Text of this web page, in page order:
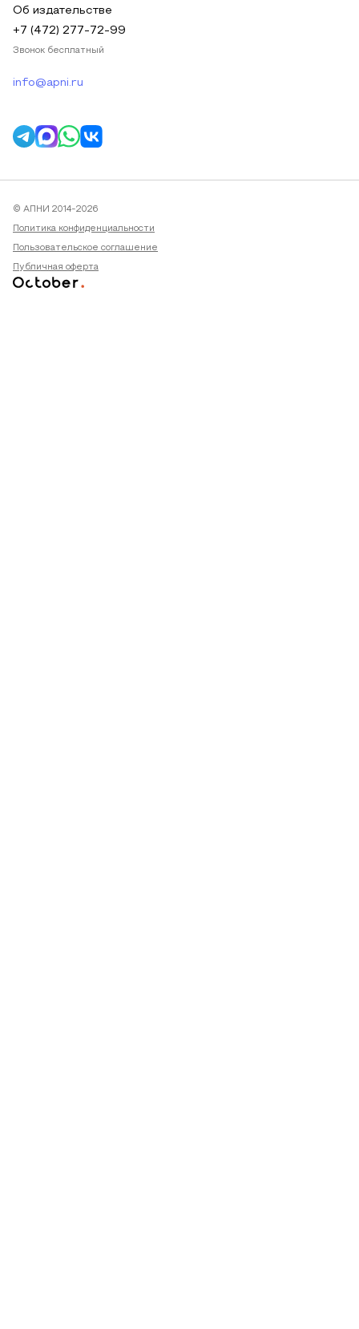
Об издательстве
+7 (472) 277-72-99
Звонок бесплатный
info@apni.ru
© АПНИ 2014-2026
Политика конфиденциальности
Пользовательское соглашение
Публичная оферта